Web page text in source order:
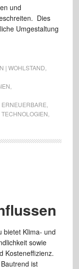
und
Dies
Umgestaltung
| WOHLSTAND
ERNEUERBARE
TECHNOLOGIEN
bietet Klima- und
sowie
Kosteneffizienz.
ist